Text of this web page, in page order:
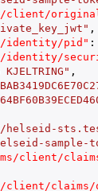
client/
,
identity/pid" :
identity/
,
sample-
client/
claims/